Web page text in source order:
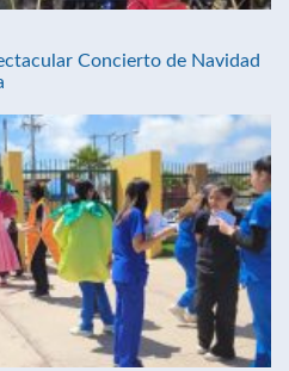
Concierto de Navidad